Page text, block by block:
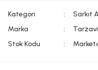
Kategori Sarkıt
Marka
Stok Kodu